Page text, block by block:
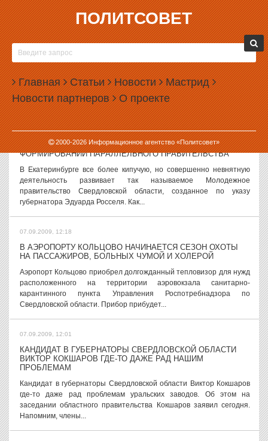
ПОЛИТСОВЕТ
Главная Статьи Новости Мастрид
Новости партнеров О проекте
2000-2026Информационное агентство «Политсовет»
07.09.2009, 16:14
МИХАИЛ НИКИТИН ОСТАЕТСЯ ДОМА
Начальник ГУВД Свердловской области Михаил Никитин остается
дома. Напомним, ранее ходили слухи, что он займет место
отставленного весной этого года начальника ГУВД Москвы
Владимира Пронина,...
07.09.2009, 14:31
АРХИЕПИСКОП ВИКЕНТИЙ ПРИМЕТ УЧАСТИЕ В
ФОРМИРОВАНИИ ПАРАЛЛЕЛЬНОГО ПРАВИТЕЛЬСТВА
В Екатеринбурге все более кипучую, но совершенно невнятную
деятельность развивает так называемое Молодежное
правительство Свердловской области, созданное по указу
губернатора Эдуарда Росселя. Как...
07.09.2009, 12:18
В АЭРОПОРТУ КОЛЬЦОВО НАЧИНАЕТСЯ СЕЗОН ОХОТЫ
НА ПАССАЖИРОВ, БОЛЬНЫХ ЧУМОЙ И ХОЛЕРОЙ
Аэропорт Кольцово приобрел долгожданный тепловизор для нужд
расположенного на территории аэровокзала санитарно-
карантинного пункта Управления Роспотребнадзора по
Свердловской области. Прибор прибудет...
07.09.2009, 12:01
КАНДИДАТ В ГУБЕРНАТОРЫ СВЕРДЛОВСКОЙ ОБЛАСТИ
ВИКТОР КОКШАРОВ ГДЕ-ТО ДАЖЕ РАД НАШИМ
ПРОБЛЕМАМ
Кандидат в губернаторы Свердловской области Виктор Кокшаров
где-то даже рад проблемам уральских заводов. Об этом на
заседании областного правительства Кокшаров заявил сегодня.
Напомним, члены...